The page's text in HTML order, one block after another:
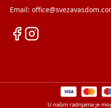
Email:
U našim radnjama je